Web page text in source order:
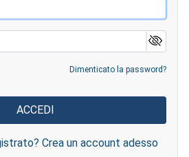
Dimenticato la password?
Crea un account adesso